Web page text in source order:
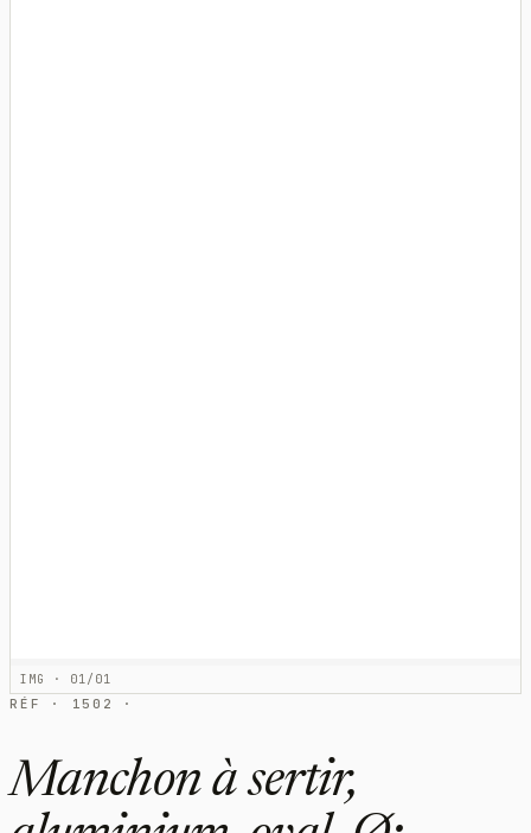
IMG · 01/01
RÉF · 1502 ·
Manchon à sertir,